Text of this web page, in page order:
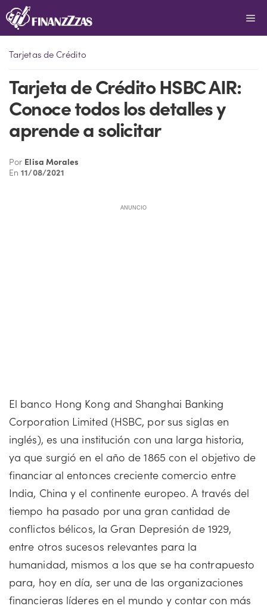
Saltar
al
Tarjetas de Crédito
Tarjeta de Crédito HSBC AIR:
Conoce todos los detalles y
aprende a solicitar
Por Elisa Morales
En11/08/2021
ANUNCIO
El banco Hong Kong and Shanghai Banking
Corporation Limited (HSBC, por sus siglas en
inglés), es una institución con una larga historia,
ya que surgió en el año de 1865 con el objetivo de
financiar al entonces creciente comercio entre
India, China y el continente europeo. A través del
tiempo ha pasado por una gran cantidad de
conflictos bélicos, la Gran Depresión de 1929,
entre otros sucesos relevantes para la
humanidad, mismos a los que se ha contrapuesto
para, hoy en día, ser una de las organizaciones
financieras líderes en el mundo y contar con más